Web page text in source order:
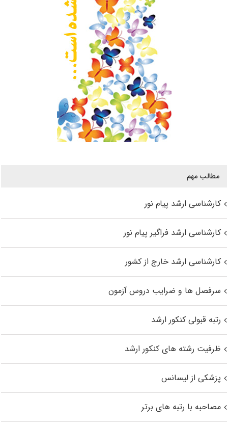
مطالب مهم
کارشناسی ارشد پیام نور
کارشناسی ارشد فراگیر پیام نور
کارشناسی ارشد خارج از کشور
سرفصل ها و ضرایب دروس آزمون
رتبه قبولی کنکور ارشد
ظرفیت رشته های کنکور ارشد
پزشکی از لیسانس
مصاحبه با رتبه های برتر